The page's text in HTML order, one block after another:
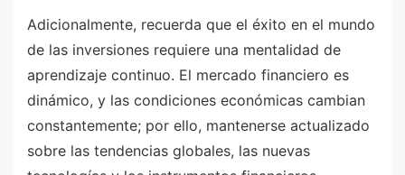
Adicionalmente, recuerda que el éxito en el mundo
de las inversiones requiere una mentalidad de
aprendizaje continuo. El mercado financiero es
dinámico, y las condiciones económicas cambian
constantemente; por ello, mantenerse actualizado
sobre las tendencias globales, las nuevas